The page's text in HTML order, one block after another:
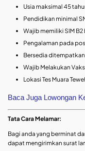
Usia maksimal 45
Pendidikan minimal
Wajib memiliki SIM
Pengalaman pada
Bersedia
Wajib Melakukan
Lokasi Tes Muara
Baca Juga Lowongan
Tata Cara Melamar:
Bagi anda yang berminat
dapat mengirimkan surat